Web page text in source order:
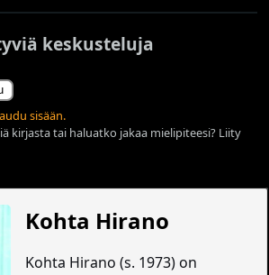
keskusteluja
sisään.
kirjasta tai haluatko jakaa mielipiteesi? Liity
Kohta Hirano
Kohta Hirano (s. 1973) on